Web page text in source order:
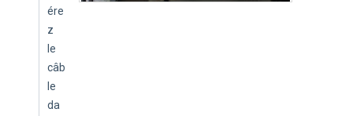
ére
z
le
câb
le
da